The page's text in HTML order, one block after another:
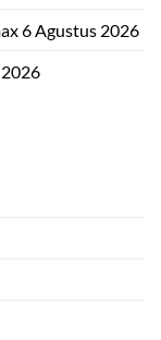
6 Agustus 2026